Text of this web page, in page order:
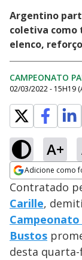
Argentino
coletiva como
elenco,
CAMPEONATO
02/03/2022 - 15H19
A+
Adicione como
Opens in new
Contratado
Carille,
Bustos
desta